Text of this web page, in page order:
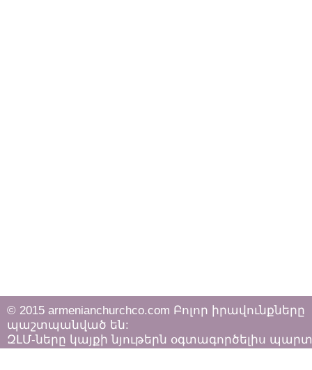
© 2015 armenianchurchco.com Բոլոր իրավունքները
պաշտպանված են:
ԶԼՄ-ները կայքի նյութերն օգտագործելիս